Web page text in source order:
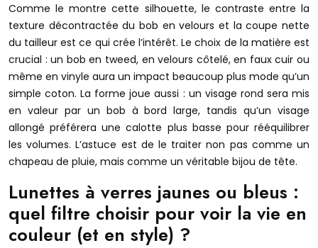
Comme le montre cette silhouette, le contraste entre la
texture décontractée du bob en velours et la coupe nette
du tailleur est ce qui crée l’intérêt. Le choix de la matière est
crucial : un bob en tweed, en velours côtelé, en faux cuir ou
même en vinyle aura un impact beaucoup plus mode qu’un
simple coton. La forme joue aussi : un visage rond sera mis
en valeur par un bob à bord large, tandis qu’un visage
allongé préférera une calotte plus basse pour rééquilibrer
les volumes. L’astuce est de le traiter non pas comme un
chapeau de pluie, mais comme un véritable bijou de tête.
Lunettes à verres jaunes ou bleus :
quel filtre choisir pour voir la vie en
couleur (et en style) ?